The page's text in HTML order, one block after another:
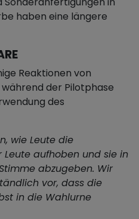
haben eine längere
Reaktionen von
der Pilotphase
des
wie Leute die
aufhoben und sie in
abzugeben. Wir
vor, dass die
in die Wahlurne